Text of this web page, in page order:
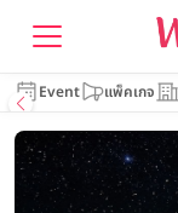
Event แพ็คเกจ